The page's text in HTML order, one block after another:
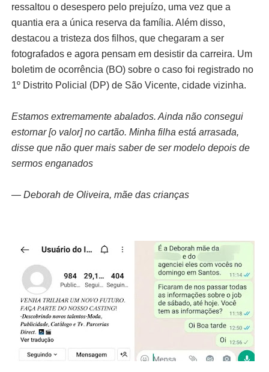
ressaltou o desespero pelo prejuízo, uma vez que a
quantia era a única reserva da família. Além disso,
destacou a tristeza dos filhos, que chegaram a ser
fotografados e agora pensam em desistir da carreira. Um
boletim de ocorrência (BO) sobre o caso foi registrado no
1º Distrito Policial (DP) de São Vicente, cidade vizinha.
Estamos extremamente abalados. Ainda não consegui
estornar [o valor] no cartão. Minha filha está arrasada,
disse que não quer mais saber de ser modelo depois de
sermos enganados
— Deborah de Oliveira, mãe das crianças